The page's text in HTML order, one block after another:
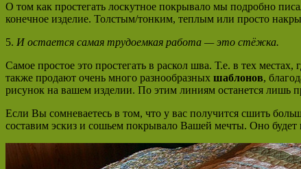
О том как простегать лоскутное покрывало мы подробно
конечное изделие. Толстым/тонким, теплым или просто
5. И остается самая трудоемкая работа — это стёжка.
Самое простое это простегать в раскол шва. Т.е. в тех
также продают очень много разнообразных шаблонов,
рисунок на вашем изделии. По этим линиям останется лишь
Если Вы сомневаетесь в том, что у вас получится сшить
составим эскиз и сошьем покрывало Вашей мечты. Оно будет